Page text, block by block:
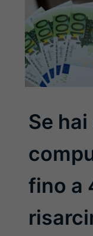
Se
fino a